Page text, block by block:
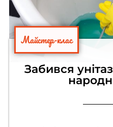
Майстер-клас
Забився